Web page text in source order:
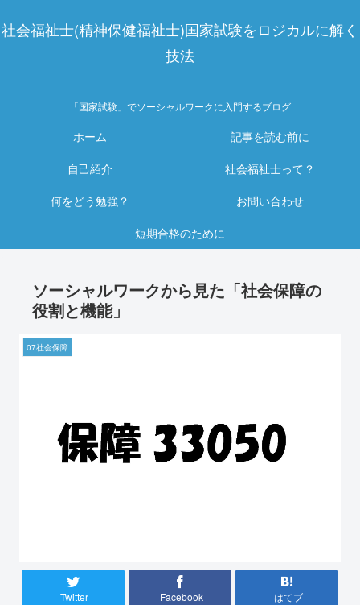
社会福祉士(精神保健福祉士)国家試験をロジカルに解く
技法
「国家試験」でソーシャルワークに入門するブログ
ホーム
記事を読む前に
自己紹介
社会福祉士って？
何をどう勉強？
お問い合わせ
短期合格のために
ソーシャルワークから見た「社会保障の
役割と機能」
07社会保障
Twitter Facebook はてブ